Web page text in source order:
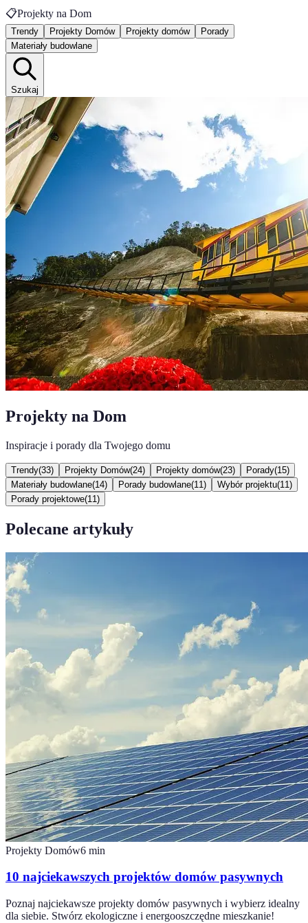
📋Projekty na Dom
Trendy Projekty Domów Projekty domów
Porady
Materiały budowlane
Szukaj
Projekty na Dom
Inspiracje i porady dla Twojego domu
Trendy(33) Projekty Domów(24) Projekty domów(23) Porady(15)
Materiały budowlane(14) Porady budowlane(11 ) Wybór projektu(11 )
Porady projektowe(11 )
Polecane artykuły
Projekty Domów6 min
10 najciekawszych projektów domów pasywnych
Poznaj najciekawsze projekty domów pasywnych i wybierz idealny
dla siebie. Stwórz ekologiczne i energooszczędne mieszkanie!